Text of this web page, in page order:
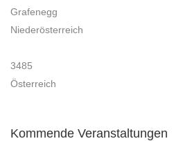
Grafenegg
Niederösterreich
3485
Österreich
Kommende Veranstaltungen